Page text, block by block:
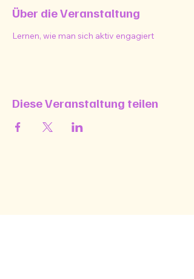
Über die Veranstaltung
Lernen, wie man sich aktiv engagiert
Diese Veranstaltung teilen